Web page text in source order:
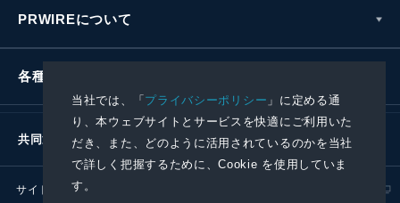
当社では、「プライバシーポリシー 」に定める通
り、本ウェブサイトとサービスを快適にご利用いた
だき、また、どのように活用されているのかを当社
で詳しく把握するために、Cookie を使用していま
す。
PRWIREについて
各種お問い合わせ
共同通信社グループ
サイトポリシー